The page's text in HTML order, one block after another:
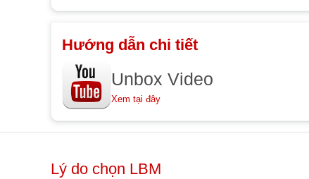
Hướng dẫn chi tiết
Unbox Video
Xem tại đây
Lý do chọn LBM